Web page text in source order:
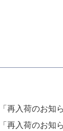
「再入荷のお知
「再入荷のお知